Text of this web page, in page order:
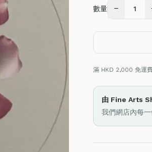
數量 − 1
滿 HKD 2,000 免運
由 Fine Arts
我們網店內每